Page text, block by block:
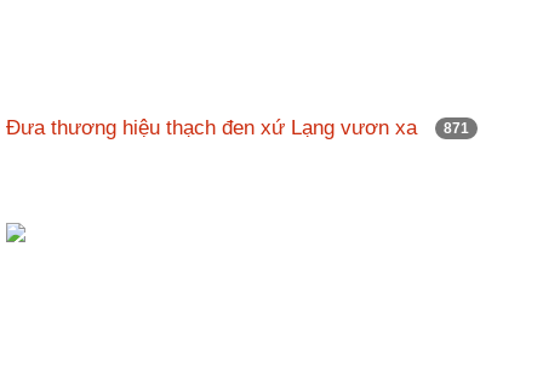
Đưa thương hiệu thạch đen xứ Lạng vươn xa 871